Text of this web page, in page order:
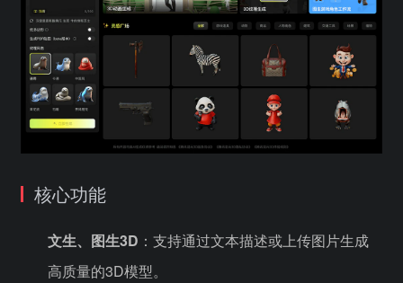
核心功能
文生、图生3D ：支持通过文本描述或上传图片生成
高质量的3D模型。